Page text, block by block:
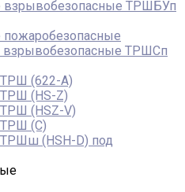
ТРШБУп
взрывобезопасные ТРШСп
(622-A)
(HS-Z)
(HSZ-V)
ТРШ (С)
(HSH-D) под